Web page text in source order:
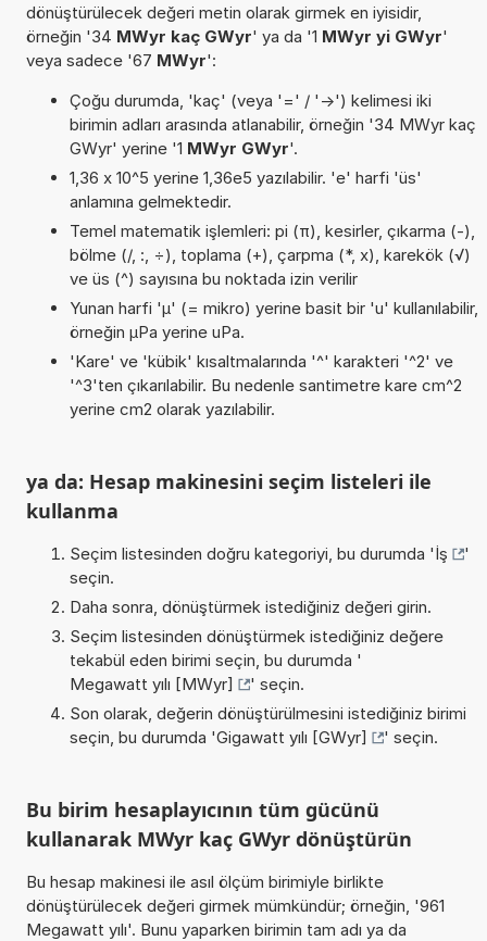
dönüştürülecek değeri metin olarak girmek en iyisidir,
örneğin '34 MWyr kaç GWyr' ya da '1 MWyr yi GWyr'
veya sadece '67 MWyr':
Çoğu durumda, 'kaç' (veya '=' / '->') kelimesi iki
birimin adları arasında atlanabilir, örneğin '34 MWyr kaç
GWyr' yerine '1 MWyr GWyr'.
1,36 x 10^5 yerine 1,36e5 yazılabilir. 'e' harfi 'üs'
anlamına gelmektedir.
Temel matematik işlemleri: pi (π), kesirler, çıkarma (-),
bölme (/, :, ÷), toplama (+), çarpma (*, x), karekök (√)
ve üs (^) sayısına bu noktada izin verilir
Yunan harfi 'µ' (= mikro) yerine basit bir 'u' kullanılabilir,
örneğin µPa yerine uPa.
'Kare' ve 'kübik' kısaltmalarında '^' karakteri '^2' ve
'^3'ten çıkarılabilir. Bu nedenle santimetre kare cm^2
yerine cm2 olarak yazılabilir.
ya da: Hesap makinesini seçim listeleri ile
kullanma
Seçim listesinden doğru kategoriyi, bu durumda 'İş
'
seçin.
Daha sonra, dönüştürmek istediğiniz değeri girin.
Seçim listesinden dönüştürmek istediğiniz değere
tekabül eden birimi seçin, bu durumda '
Megawatt yılı [MWyr]
' seçin.
Son olarak, değerin dönüştürülmesini istediğiniz birimi
seçin, bu durumda 'Gigawatt yılı [GWyr] ' seçin.
Bu birim hesaplayıcının tüm gücünü
kullanarak MWyr kaç GWyr dönüştürün
Bu hesap makinesi ile asıl ölçüm birimiyle birlikte
dönüştürülecek değeri girmek mümkündür; örneğin, '961
Megawatt yılı'. Bunu yaparken birimin tam adı ya da